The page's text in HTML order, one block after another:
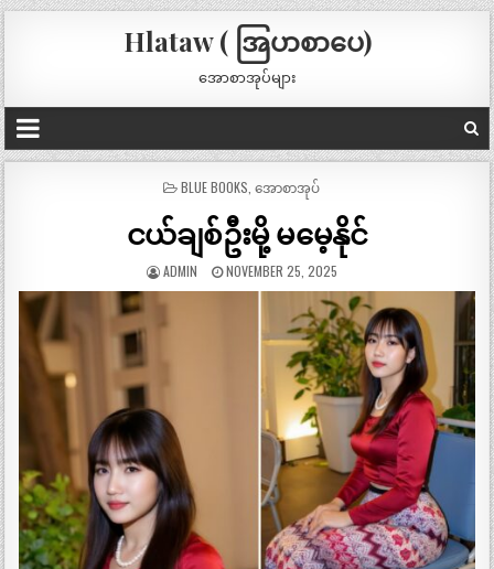
Hlataw ( အြပာစာပေ)
အောစာအုပ်များ
POSTED
BLUE BOOKS အောစာအုပ်
ငယ်ချစ်ဦးမို့ မမေ့နိုင်
ADMIN NOVEMBER 25, 2025